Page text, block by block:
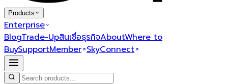
Products
Enterprise
BlogTrade-Upสินเชื่อธุรกิจAboutWhere to
BuySupportMember SkyConnect